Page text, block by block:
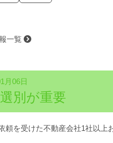
一覧
月06日
別が重要
を受けた不動産会社1社以上